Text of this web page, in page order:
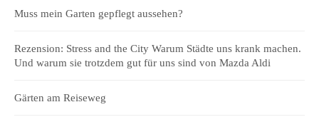
Muss mein Garten gepflegt aussehen?
Rezension: Stress and the City Warum Städte uns krank machen.
Und warum sie trotzdem gut für uns sind von Mazda Aldi
Gärten am Reiseweg